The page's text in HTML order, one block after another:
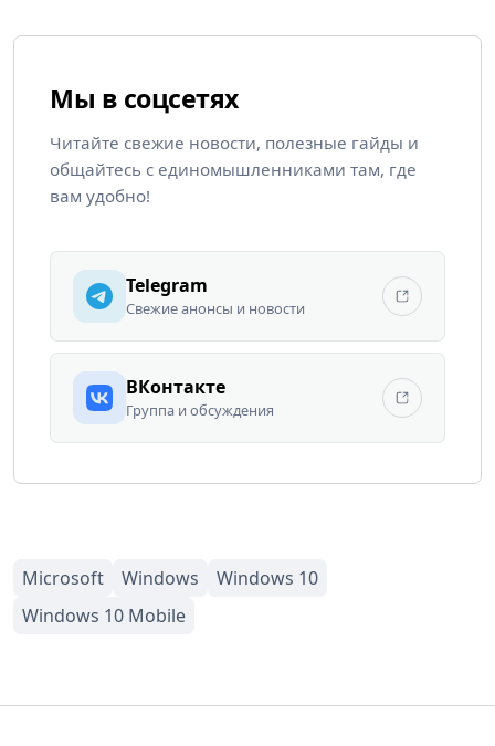
Мы в соцсетях
Читайте свежие новости, полезные гайды и
общайтесь с единомышленниками там, где
вам удобно!
Telegram
Свежие анонсы и новости
ВКонтакте
Группа и обсуждения